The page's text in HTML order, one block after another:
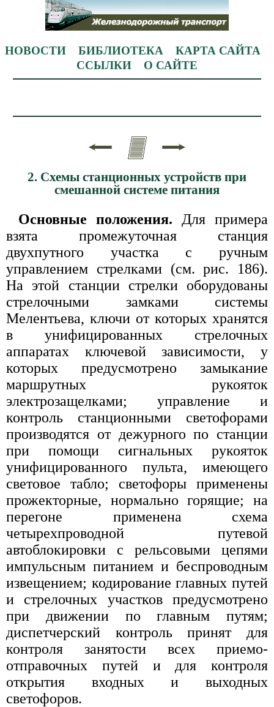
НОВОСТИ БИБЛИОТЕКА
КАРТА САЙТА
ССЫЛКИ
О САЙТЕ
2. Схемы станционных устройств при
смешанной системе питания
Основные положения. Для примера
взята промежуточная станция
двухпутного участка с ручным
управлением стрелками (см. рис. 186).
На этой станции стрелки оборудованы
стрелочными замками системы
Мелентьева, ключи от которых хранятся
в унифицированных стрелочных
аппаратах ключевой зависимости, у
которых предусмотрено замыкание
маршрутных рукояток
электрозащелками; управление и
контроль станционными светофорами
производятся от дежурного по станции
при помощи сигнальных рукояток
унифицированного пульта, имеющего
световое табло; светофоры применены
прожекторные, нормально горящие; на
перегоне применена схема
четырехпроводной путевой
автоблокировки с рельсовыми цепями
импульсным питанием и беспроводным
извещением; кодирование главных путей
и стрелочных участков предусмотрено
при движении по главным путям;
диспетчерский контроль принят для
контроля занятости всех приемо-
отправочных путей и для контроля
открытия входных и выходных
светофоров.